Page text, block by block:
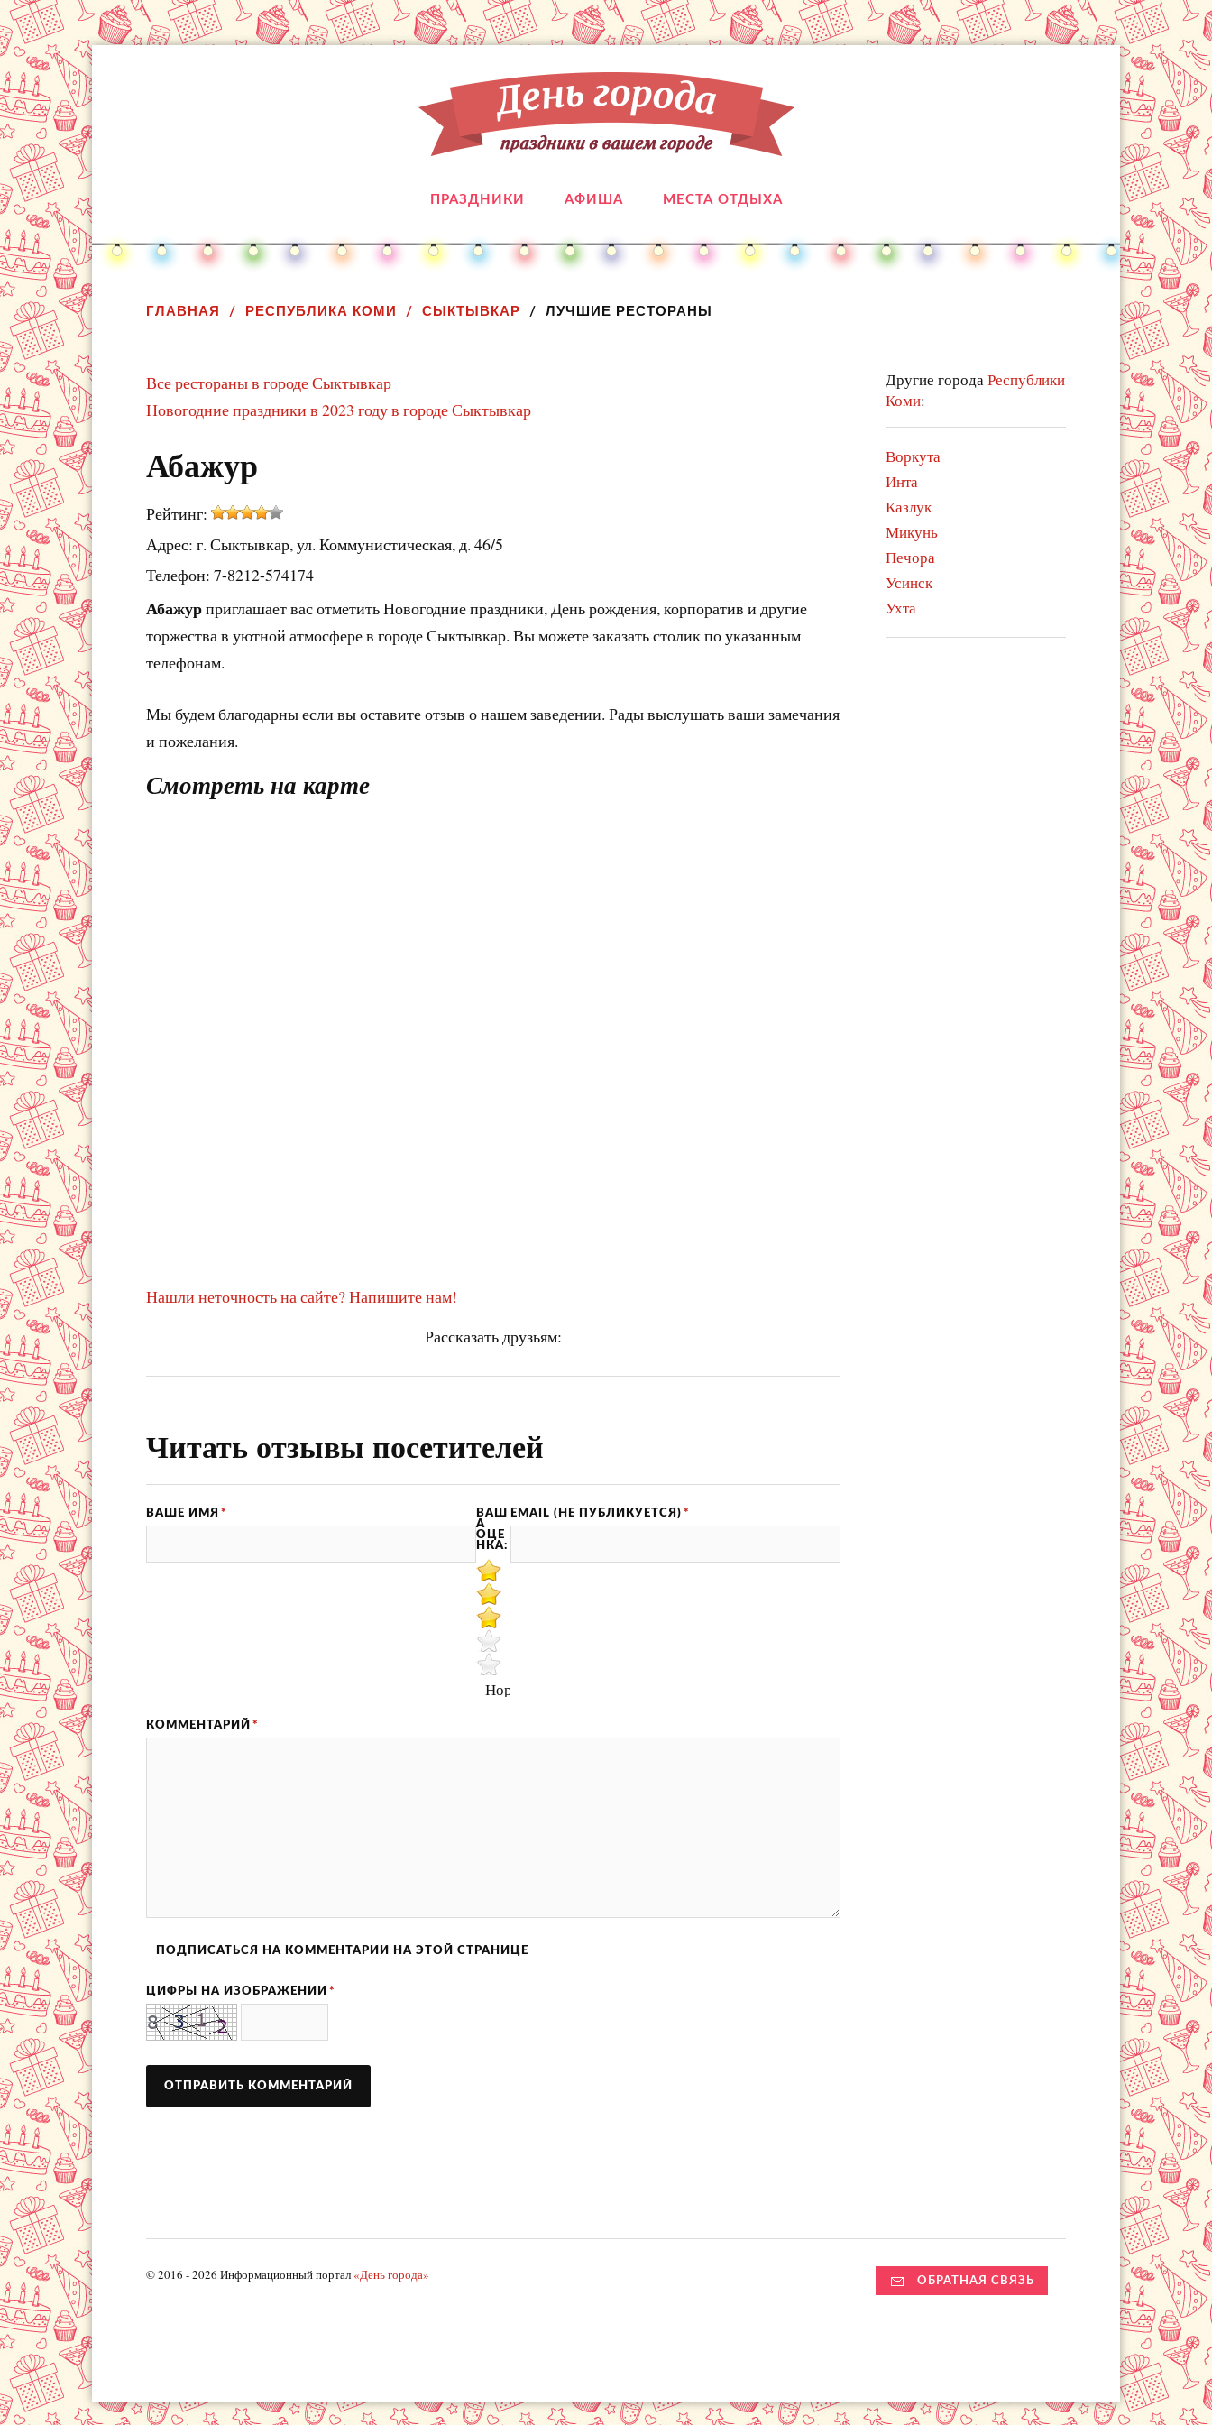
ПРАЗДНИКИ АФИША МЕСТА ОТДЫХА
ГЛАВНАЯ РЕСПУБЛИКА КОМИ СЫКТЫВКАР ЛУЧШИЕ РЕСТОРАНЫ
Другие городаРеспублики
Коми:
Воркута
Инта
Казлук
Микунь
Печора
Усинск
Ухта
Все рестораны в городе Сыктывкар
Новогодние праздники в 2023 году в городе Сыктывкар
Абажур
Рейтинг:
Адрес: г. Сыктывкар, ул. Коммунистическая, д. 46/5
Телефон: 7-8212-574174
Абажурприглашает вас отметить Новогодние праздники, День рождения, корпоратив и другие
торжества в уютной атмосфере в городе Сыктывкар. Вы можете заказать столик по указанным
телефонам.
Мы будем благодарны если вы оставите отзыв о нашем заведении. Рады выслушать ваши замечания
и пожелания.
Смотреть на карте
Нашли неточность на сайте? Напишите нам!
Рассказать друзьям:
Читать отзывы посетителей
ВАШЕ ИМЯ * EMAIL (НЕ ПУБЛИКУЕТСЯ) *
ВАШ
А
ОЦЕ
НКА:
Нормально
КОММЕНТАРИЙ *
ПОДПИСАТЬСЯ НА КОММЕНТАРИИ НА ЭТОЙ СТРАНИЦЕ
ЦИФРЫ НА ИЗОБРАЖЕНИИ *
© 2016 - 2026 Информационный портал «День города» ОБРАТНАЯ СВЯЗЬ